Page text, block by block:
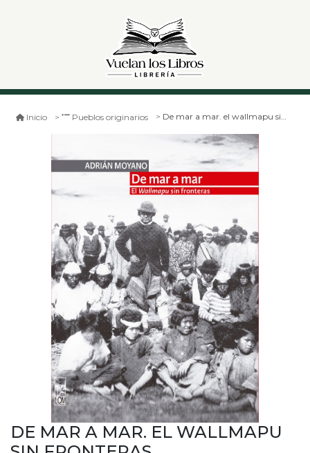
Inicio Pueblos originarios De mar a mar. el wallmapu sin fronteras
DE MAR A MAR. EL WALLMAPU